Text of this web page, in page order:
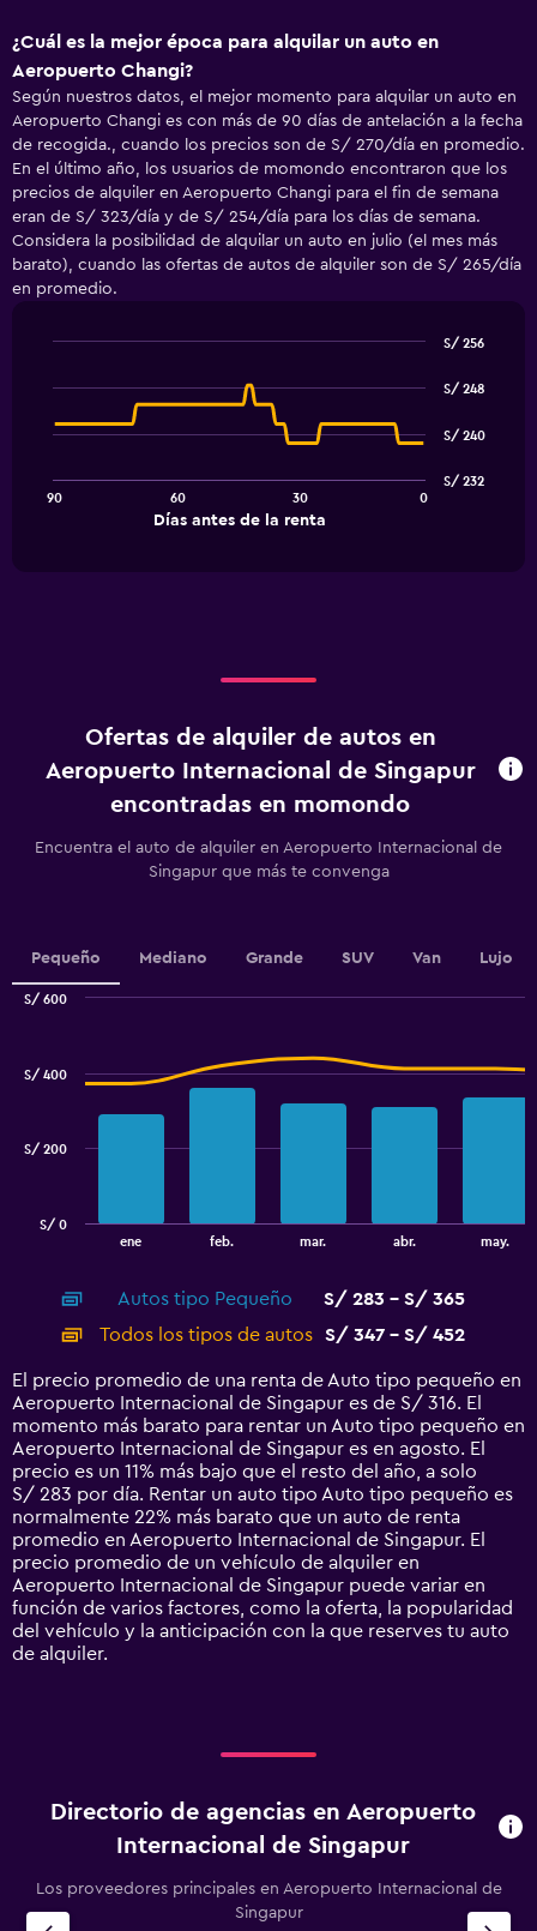
¿Cuál es la mejor época para alquilar un auto en
Aeropuerto Changi?
Según nuestros datos, el mejor momento para alquilar un auto en
Aeropuerto Changi es con más de 90 días de antelación a la fecha
de recogida., cuando los precios son de S/ 270/día en promedio.
En el último año, los usuarios de momondo encontraron que los
precios de alquiler en Aeropuerto Changi para el fin de semana
eran de S/ 323/día y de S/ 254/día para los días de semana.
Considera la posibilidad de alquilar un auto en julio (el mes más
barato), cuando las ofertas de autos de alquiler son de S/ 265/día
en promedio.
chart
91
The
renta.
Range:
The
axis
displaying
values.
to
Días antes de la renta
90 60 30 0
S/ 232
S/ 240
S/ 248
S/ 256
Ofertas de alquiler de autos en
Aeropuerto Internacional de Singapur
encontradas en momondo
Encuentra el auto de alquiler en Aeropuerto Internacional de
Singapur que más te convenga
Pequeño Mediano Grande SUV Van Lujo
displaying
categories.
Range:
14
categories.
The
chart
has
1
Y
axis
displaying
values.
Range:
0
to
600.
ene feb. mar. abr. may.
S/ 0
S/ 200
S/ 400
S/ 600
Autos tipo Pequeño
S/ 283 - S/ 365
Todos los tipos de autos
S/ 347 - S/ 452
El precio promedio de una renta de Auto tipo pequeño en
Aeropuerto Internacional de Singapur es de S/ 316. El
momento más barato para rentar un Auto tipo pequeño en
Aeropuerto Internacional de Singapur es en agosto. El
precio es un 11% más bajo que el resto del año, a solo
S/ 283 por día. Rentar un auto tipo Auto tipo pequeño es
normalmente 22% más barato que un auto de renta
promedio en Aeropuerto Internacional de Singapur. El
precio promedio de un vehículo de alquiler en
Aeropuerto Internacional de Singapur puede variar en
función de varios factores, como la oferta, la popularidad
del vehículo y la anticipación con la que reserves tu auto
de alquiler.
Directorio de agencias en Aeropuerto
Internacional de Singapur
Los proveedores principales en Aeropuerto Internacional de
Singapur